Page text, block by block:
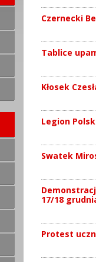
Czernecki
Tablice
Kłosek
Legion
Swatek
17/18
Protest